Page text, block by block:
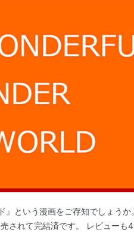
』という漫画をご存知でしょう
されて完結済です。 レビューも